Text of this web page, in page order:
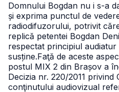
Domnului Bogdan nu i s-a
și exprima punctul de
radiodifuzorului, potrivit
replică petentei Bogdan
respectat principiul
susține.Faţă de aceste
postul MIX 2 din Brașov a
Decizia nr. 220/2011
conţinutului audiovizual